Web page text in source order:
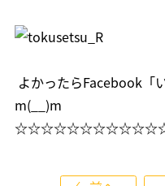
よかったらFacebook「
m(__)m